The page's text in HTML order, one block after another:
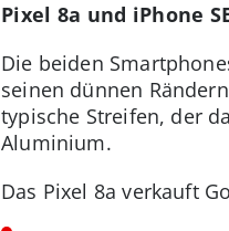
Pixel 8a und iPhone
Die beiden
seinen dünnen
typische Streifen, der
Aluminium.
Das Pixel 8a verkauft